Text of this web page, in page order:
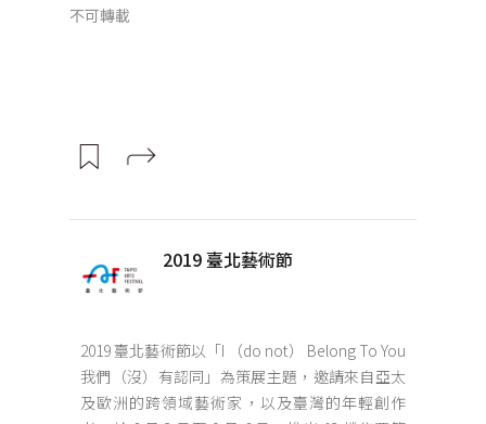
不可轉載
2019 臺北藝術節
2019 臺北藝術節以「I （do not） Belong To You
我們（沒）有認同」為策展主題，邀請來自亞太
及歐洲的跨領域藝術家，以及臺灣的年輕創作